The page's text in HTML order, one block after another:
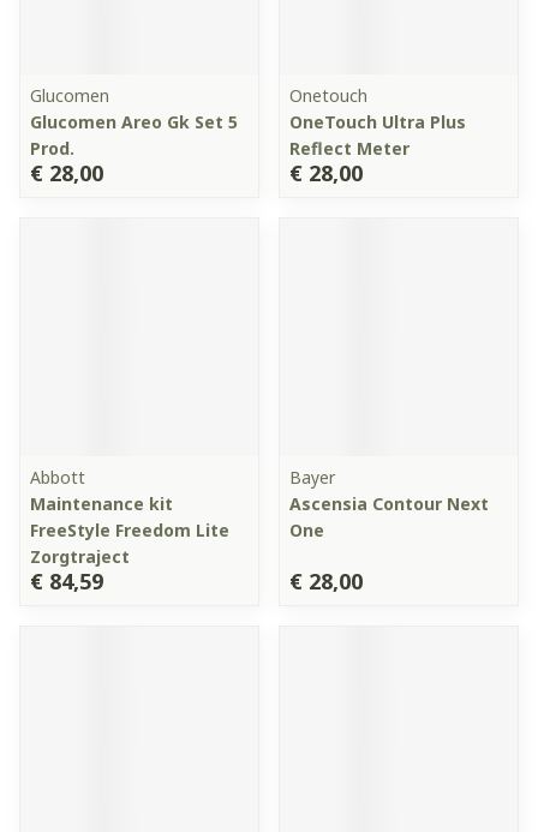
Glucomen
Glucomen Areo Gk Set 5
Prod.
€ 28,00
Onetouch
OneTouch Ultra Plus
Reflect Meter
€ 28,00
Abbott
Maintenance kit
FreeStyle Freedom Lite
Zorgtraject
€ 84,59
Bayer
Ascensia Contour Next
One
€ 28,00